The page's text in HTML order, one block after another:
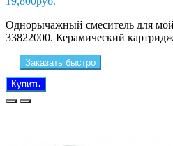
Однорычажный смеситель для
33822000. Керамический
Заказать быстро
Купить